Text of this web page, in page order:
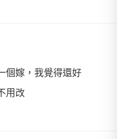
個嫁，我覺得還好
用改